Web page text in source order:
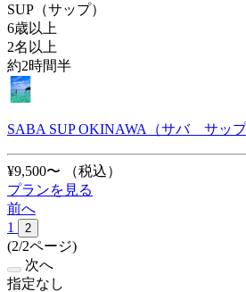
SUP（サップ）
6歳以上
2名以上
約2時間半
SABA SUP OKINAWA（サバ サッ
¥9,500〜
（税込）
プランを見る
前へ
1
2
(2/2ページ)
次へ
指定なし